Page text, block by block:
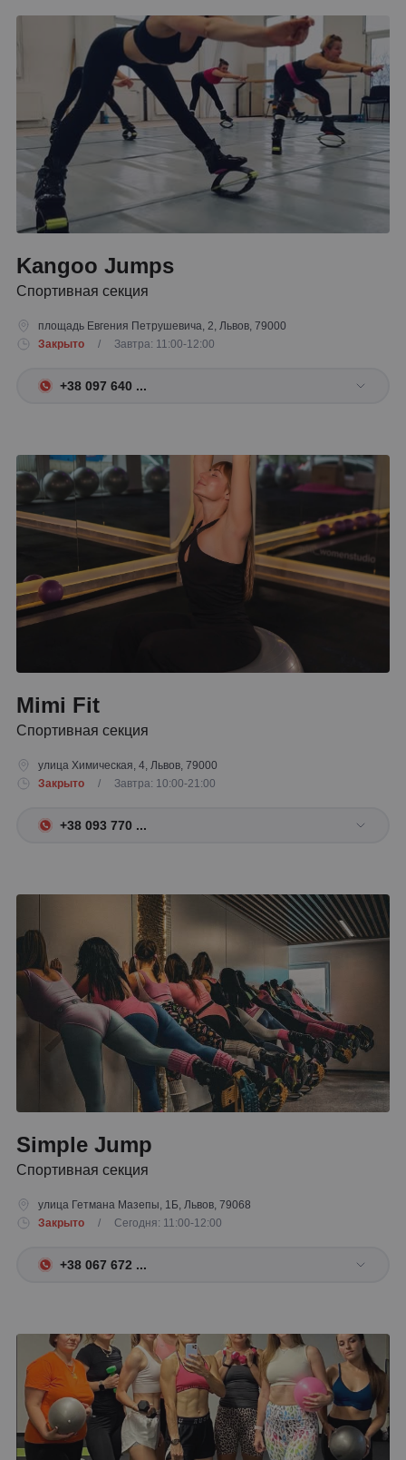
Kangoo Jumps
Спортивная секция
площадь Евгения Петрушевича, 2, Львов, 79000
Закрыто
/ Завтра: 11:00-12:00
+38 097 640 ...
Mimi Fit
Спортивная секция
улица Химическая, 4, Львов, 79000
Закрыто
/ Завтра: 10:00-21:00
+38 093 770 ...
Simple Jump
Спортивная секция
улица Гетмана Мазепы, 1Б, Львов, 79068
Закрыто
/ Сегодня: 11:00-12:00
+38 067 672 ...